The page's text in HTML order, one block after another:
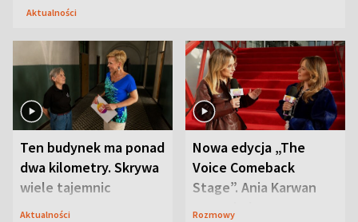
Aktualności
Ten budynek ma ponad
dwa kilometry. Skrywa
wiele tajemnic
Aktualności
Nowa edycja „The
Voice Comeback
Stage”. Ania Karwan
zapowiada
Rozmowy